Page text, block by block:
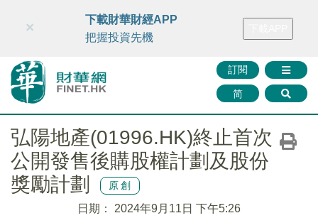
財華智庫網 FINTV FINMETA 財華證券 媒體矩陣
訂閱
简
×
下載財華財經APP
把握投資先機
弘陽地產(01996.HK)終止首次
公開發售後購股權計劃及股份
獎勵計劃
原創
日期： 2024年9月11日 下午5:26